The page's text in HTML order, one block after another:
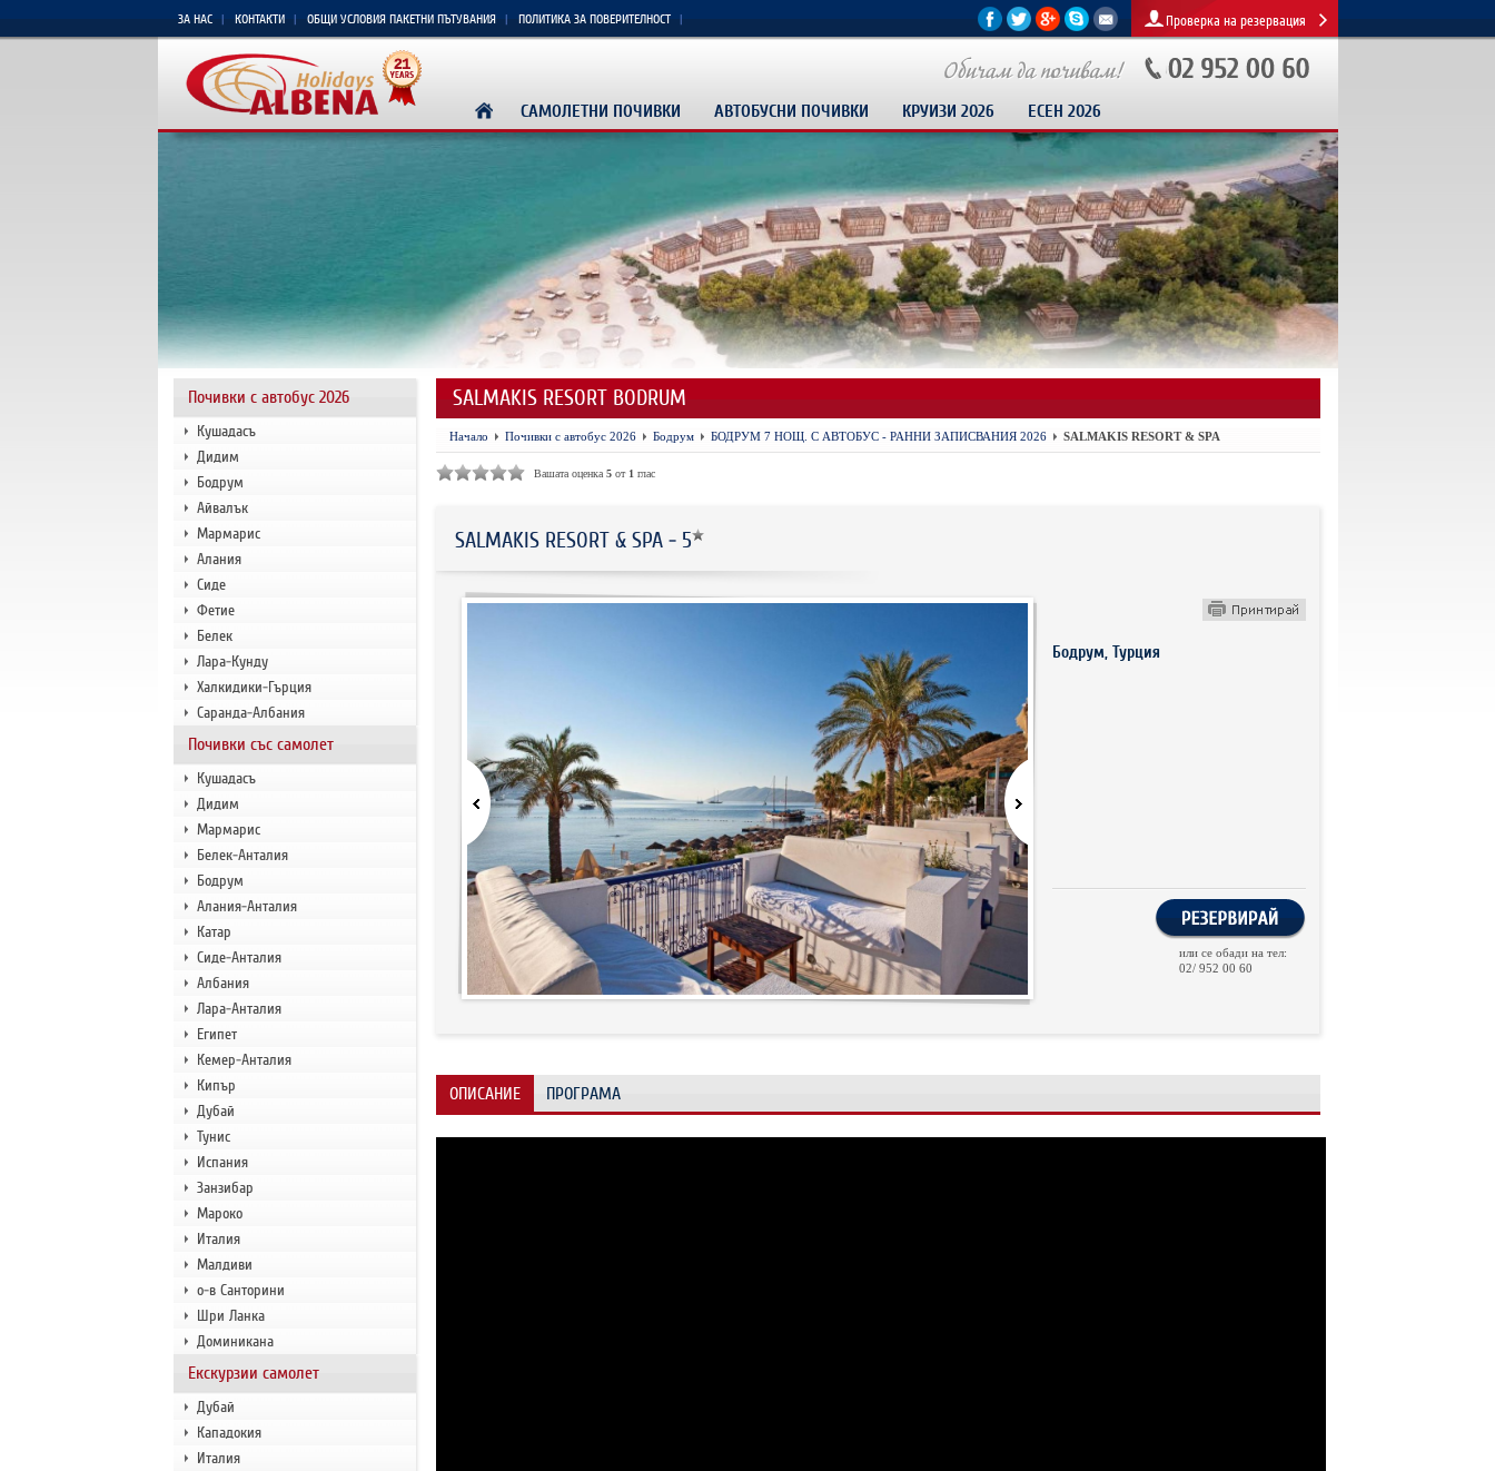
ЗА НАС КОНТАКТИ ОБЩИ УСЛОВИЯ ПАКЕТНИ ПЪТУВАНИЯ ПОЛИТИКА ЗА ПОВЕРИТЕЛНОСТ Проверка на резервация
САМОЛЕТНИ ПОЧИВКИ АВТОБУСНИ ПОЧИВКИ КРУИЗИ 2026 ЕСЕН 2026
Почивки с автобус 2026
Кушадасъ
Дидим
Бодрум
Айвалък
Мармарис
Алания
Сиде
Фетие
Белек
Лара-Кунду
Халкидики-Гърция
Саранда-Албания
Почивки със самолет
Кушадасъ
Дидим
Мармарис
Белек-Анталия
Бодрум
Алания-Анталия
Катар
Сиде-Анталия
Албания
Лара-Анталия
Египет
Кемер-Анталия
Кипър
Дубай
Тунис
Испания
Занзибар
Мароко
Италия
Малдиви
о-в Санторини
Шри Ланка
Доминикана
Екскурзии самолет
Дубай
Кападокия
Италия
SALMAKIS RESORT BODRUM
Начало Почивки с автобус 2026 Бодрум БОДРУМ 7 НОЩ. С АВТОБУС - РАННИ ЗАПИСВАНИЯ 2026 SALMAKIS RESORT & SPA
Вашата оценка 5от 1 глас
SALMAKIS RESORT & SPA - 5
Бодрум, Турция
или се обади на тел:
02/ 952 00 60
ОПИСАНИЕ ПРОГРАМА